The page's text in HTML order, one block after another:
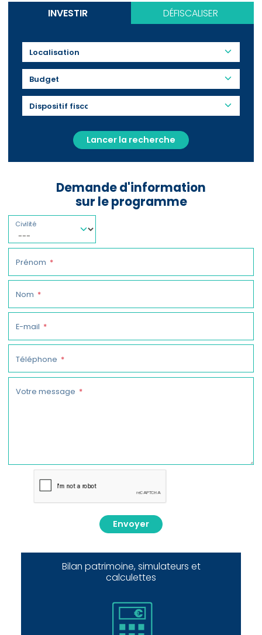
INVESTIR DÉFISCALISER
Budget
Lancer la recherche
Demande d'information
sur le programme
Civilité
Prénom
Nom
E-mail
Téléphone
Votre message
Envoyer
Bilan patrimoine, simulateurs et
calculettes